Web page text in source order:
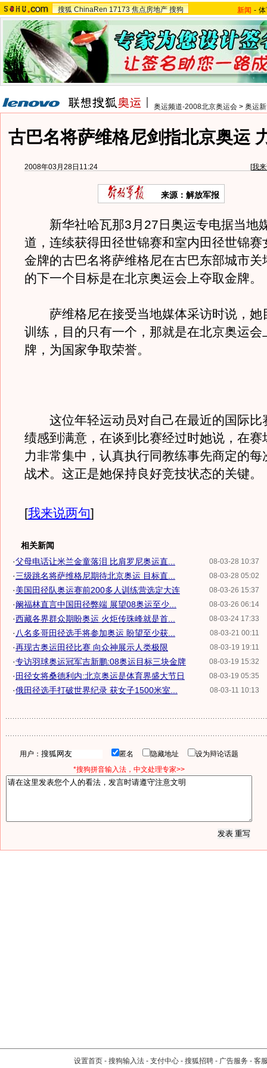
搜狐 ChinaRen 17173 焦点房地产 搜狗 新闻 -
奥运频道-2008北京奥运会 > 奥运
古巴名将萨维格尼剑指北京奥运
2008年03月28日11:24 [我
来源：解放军报
新华社哈瓦那3月27日奥运专电据当地
道，连续获得田径世锦赛和室内田径世锦赛
金牌的古巴名将萨维格尼在古巴东部城市关
的下一个目标是在北京奥运会上夺取金牌。
萨维格尼在接受当地媒体采访时说，她
训练，目的只有一个，那就是在北京奥运会
牌，为国家争取荣誉。
这位年轻运动员对自己在最近的国际比
绩感到满意，在谈到比赛经过时她说，在赛
力非常集中，认真执行同教练事先商定的每
战术。这正是她保持良好竞技状态的关键。
[我来说两句]
相关新闻
08-03-28 10:37
·父母电话让米兰金童落泪 比肩罗尼奥运直...
08-03-28 05:02
·三级跳名将萨维格尼期待北京奥运 目标直...
08-03-26 15:37
·美国田径队奥运赛前200多人训练营选定大连
08-03-26 06:14
·阚福林直言中国田径弊端 展望08奥运至少...
08-03-24 17:33
·西藏各界群众期盼奥运 火炬传珠峰就是首...
08-03-21 00:11
· 八名多哥田径选手将参加奥运 盼望至少获...
08-03-19 19:11
·再现古奥运田径比赛 向众神展示人类极限
08-03-19 15:32
·专访羽球奥运冠军吉新鹏:08奥运目标三块金牌
08-03-19 05:35
· 田径女将桑德利内:北京奥运是体育界盛大节日
08-03-11 10:13
·俄田径选手打破世界纪录 获女子1500米室...
用户： 匿名 隐藏地址
设为辩论话题
*搜狗拼音输入法，中文处理专家>>
设置首页 - 搜狗输入法 - 支付中心 - 搜狐招聘 - 广告服务 - 客